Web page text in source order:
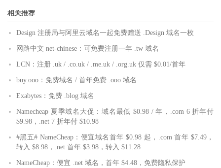
相关推荐
Design 注册局与阿里云域名一起免费赠送 .Design 域名一枚
网路中文 net-chinese：可免费注册一年 .tw 域名
LCN：注册 .uk / .co.uk / .me.uk / .org.uk 仅需 $0.01/首年
buy.ooo：免费域名 / 首年免费 .ooo 域名
Exabytes：免费 .blog 域名
Namecheap 夏季域名大促：域名最低 $0.98 / 年，.com 6 折年付
$9.98，.net 7 折年付 $10.98
#黑五# NameCheap：便宜域名首年 $0.98 起，.com 首年 $7.49，
转入 $8.98，.net 首年 $3.98，转入 $11.28
NameCheap：便宜 .net 域名，首年 $4.48，免费隐私保护